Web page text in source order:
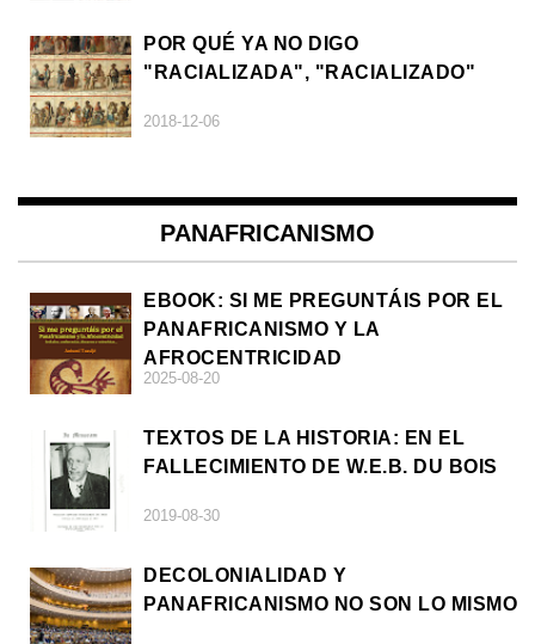
POR QUÉ YA NO DIGO
"RACIALIZADA", "RACIALIZADO"
2018-12-06
PANAFRICANISMO
EBOOK: SI ME PREGUNTÁIS POR EL
PANAFRICANISMO Y LA
AFROCENTRICIDAD
2025-08-20
TEXTOS DE LA HISTORIA: EN EL
FALLECIMIENTO DE W.E.B. DU BOIS
2019-08-30
DECOLONIALIDAD Y
PANAFRICANISMO NO SON LO MISMO